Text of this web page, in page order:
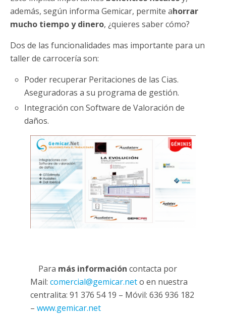
además, según informa Gemicar, permite ahorrar
mucho tiempo y dinero, ¿quieres saber cómo?
Dos de las funcionalidades mas importante para un
taller de carrocería son:
Poder recuperar Peritaciones de las Cias.
Aseguradoras a su programa de gestión.
Integración con Software de Valoración de
daños.
Para más información contacta por
Mail: comercial@gemicar.neto en nuestra
centralita: 91 376 54 19 – Móvil: 636 936 182
– www.gemicar.net